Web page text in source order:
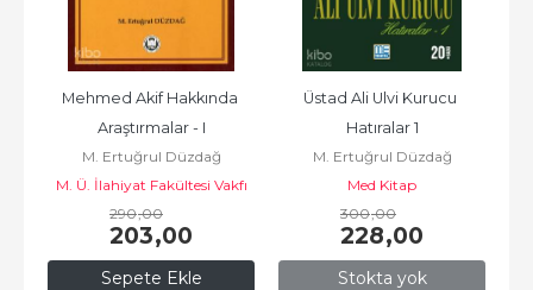
Sepete Ekle
Mehmed Akif Hakkında
Araştırmalar - I
M. Ertuğrul Düzdağ
M. Ü. İlahiyat Fakültesi Vakfı
Yayınları
290,00
203,00
Stokta yok
Üstad Ali Ulvi Kurucu
Hatıralar 1
M. Ertuğrul Düzdağ
Med Kitap
300,00
228,00